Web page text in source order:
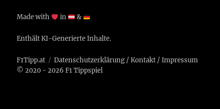
Made with in &
Enthält KI-Generierte Inhalte.
F1Tipp.at Datenschutzerklärung /Kontakt /Impressum
© 2020 - 2026 F1 Tippspiel